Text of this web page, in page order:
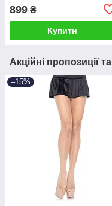
розмір 3/4 Talla
899 ₴
Купити
Акційні пропозиції
–15%